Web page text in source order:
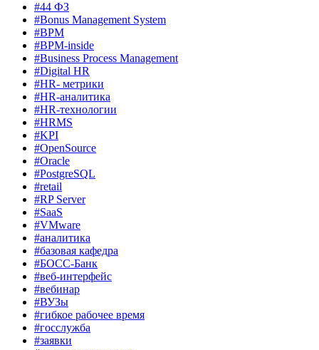
#44 ФЗ
#Bonus Management System
#BPM
#BPM-inside
#Business Process Management
#Digital HR
#HR- метрики
#HR-аналитика
#HR-технологии
#HRMS
#KPI
#OpenSource
#Oracle
#PostgreSQL
#retail
#RP Server
#SaaS
#VMware
#аналитика
#базовая кафедра
#БОСС-Банк
#веб-интерфейс
#вебинар
#ВУЗы
#гибкое рабочее время
#госслужба
#заявки